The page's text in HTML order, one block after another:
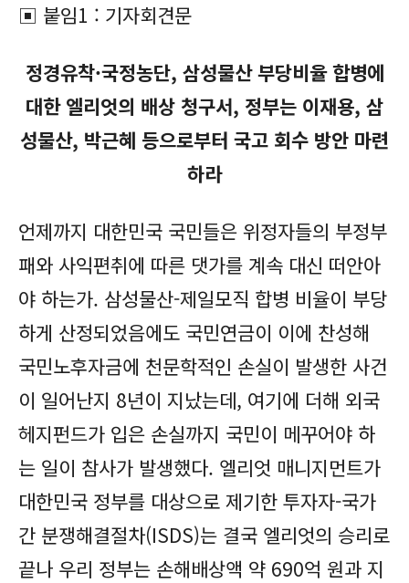
▣ 붙임1 : 기자회견문
정경유착·국정농단, 삼성물산 부당비율 합병에
대한 엘리엇의 배상 청구서, 정부는 이재용, 삼
성물산, 박근혜 등으로부터 국고 회수 방안 마련
하라
언제까지 대한민국 국민들은 위정자들의 부정부
패와 사익편취에 따른 댓가를 계속 대신 떠안아
야 하는가. 삼성물산-제일모직 합병 비율이 부당
하게 산정되었음에도 국민연금이 이에 찬성해
국민노후자금에 천문학적인 손실이 발생한 사건
이 일어난지 8년이 지났는데, 여기에 더해 외국
헤지펀드가 입은 손실까지 국민이 메꾸어야 하
는 일이 참사가 발생했다. 엘리엇 매니지먼트가
대한민국 정부를 대상으로 제기한 투자자-국가
간 분쟁해결절차(ISDS)는 결국 엘리엇의 승리로
끝나 우리 정부는 손해배상액 약 690억 원과 지